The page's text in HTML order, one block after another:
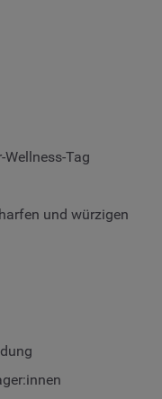
Wellness-Tag
und würzigen